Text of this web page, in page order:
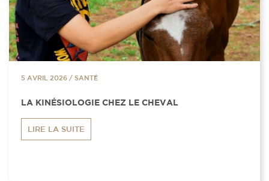
5 AVRIL 2026 / SANTÉ
LA KINÉSIOLOGIE CHEZ LE CHEVAL
LIRE LA SUITE